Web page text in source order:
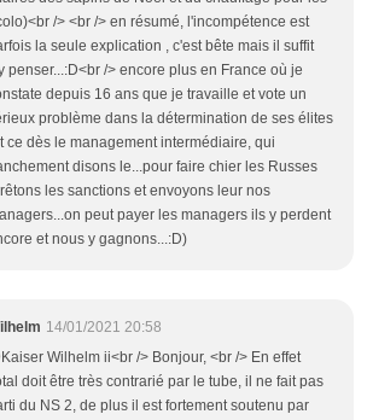
/> <br /> en résumé, l'incompétence est
la seule explication , c'est bête mais il suffit
penser...:D<br /> encore plus en France où je
depuis 16 ans que je travaille et vote un
problème dans la détermination de ses élites
ce dès le management intermédiaire, qui
disons le...pour faire chier les Russes
les sanctions et envoyons leur nos
peut payer les managers ils y perdent
et nous y gagnons...:D)
14/01/2021 20:58
Wilhelm ii<br /> Bonjour, <br /> En effet
doit être très contrarié par le tube, il ne fait pas
du NS 2, de plus il est fortement soutenu par